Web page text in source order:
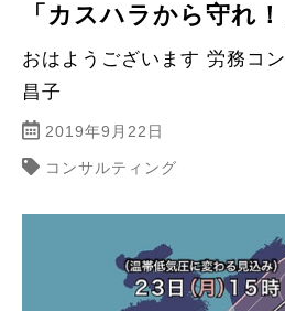
「カスハラから守れ！
おはようございます 労務コ
昌子
2019年9月22日
コンサルティング